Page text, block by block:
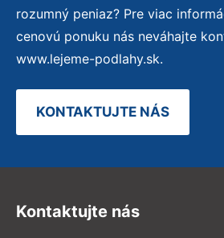
rozumný peniaz? Pre viac
cenovú ponuku nás neváhajte
www.lejeme-podlahy.sk.
KONTAKTUJTE NÁS
Kontaktujte nás